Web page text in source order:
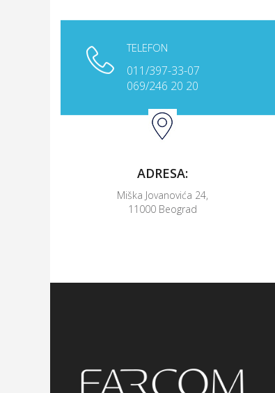
TELEFON
011/397-33-07
069/246 20 20
KONTAKTIRAJTE NAS
ADRESA:
Miška Jovanovića 24,
11000 Beograd